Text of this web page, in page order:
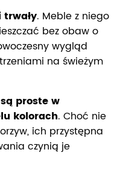
. Meble z niego
bez obaw o
wygląd
na świeżym
proste w
kolorach. Choć nie
ich przystępna
czynią je